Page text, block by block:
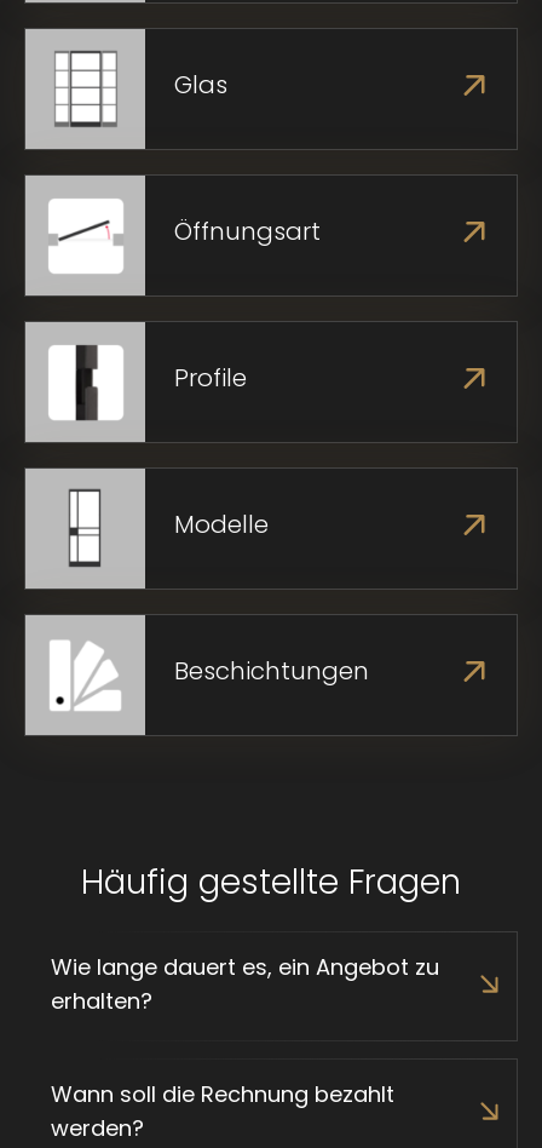
Glas
Öffnungsart
Profile
Modelle
Beschichtungen
Häufig gestellte Fragen
Wie lange dauert es, ein Angebot zu
erhalten?
Wann soll die Rechnung bezahlt
werden?